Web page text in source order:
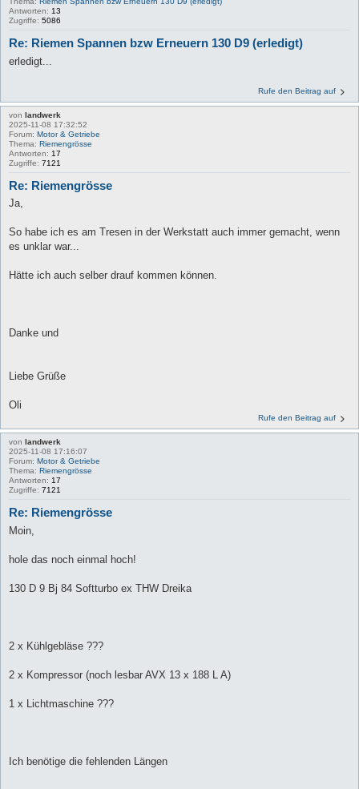
Antworten: 13
Zugriffe: 5086
Re: Riemen Spannen bzw Erneuern 130 D9 (erledigt)
erledigt...
Rufe den Beitrag auf
von landwerk
2025-11-08 17:32:52
Forum: Motor & Getriebe
Thema: Riemengrösse
Antworten: 17
Zugriffe: 7121
Re: Riemengrösse
Ja,
So habe ich es am Tresen in der Werkstatt auch immer gemacht, wenn
es unklar war...
Hätte ich auch selber drauf kommen können.
Danke und
Liebe Grüße
Oli
Rufe den Beitrag auf
von landwerk
2025-11-08 17:16:07
Forum: Motor & Getriebe
Thema: Riemengrösse
Antworten: 17
Zugriffe: 7121
Re: Riemengrösse
Moin,
hole das noch einmal hoch!
130 D 9 Bj 84 Softturbo ex THW Dreika
2 x Kühlgebläse ???
2 x Kompressor (noch lesbar AVX 13 x 188 L A)
1 x Lichtmaschine ???
Ich benötige die fehlenden Längen